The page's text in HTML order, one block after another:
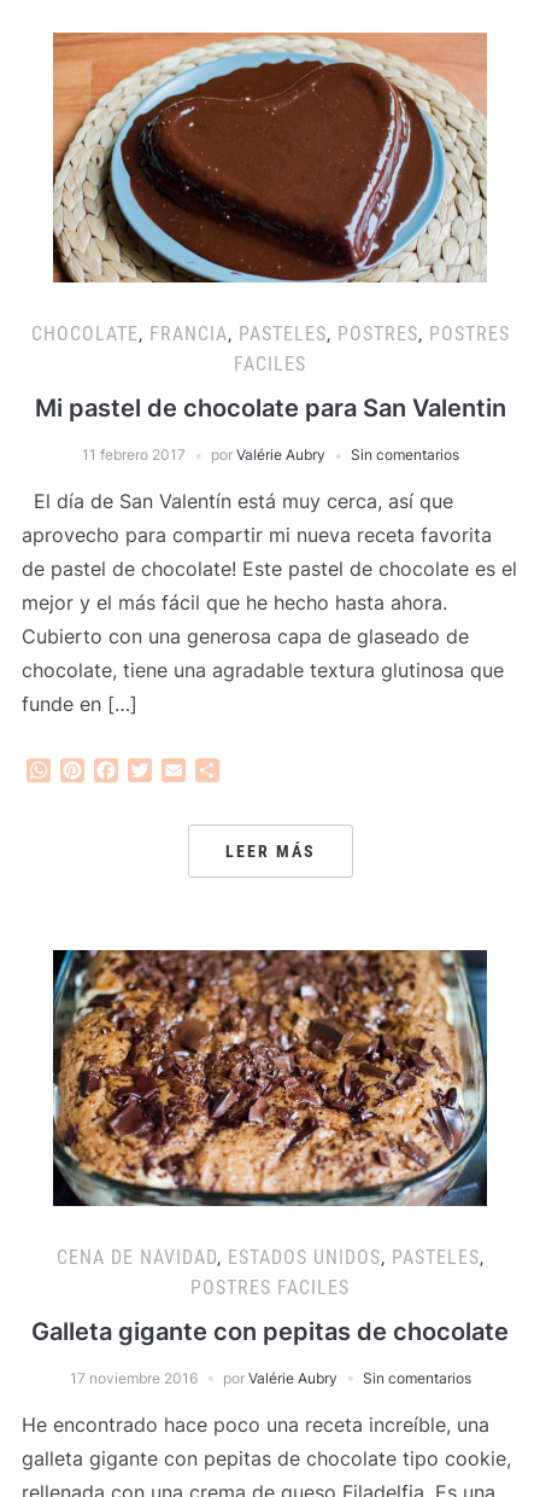
CHOCOLATE, FRANCIA, PASTELES, POSTRES, POSTRES
FACILES
Mi pastel de chocolate para San Valentin
11 febrero 2017 por Valérie Aubry Sin comentarios
El día de San Valentín está muy cerca, así que
aprovecho para compartir mi nueva receta favorita
de pastel de chocolate! Este pastel de chocolate es el
mejor y el más fácil que he hecho hasta ahora.
Cubierto con una generosa capa de glaseado de
chocolate, tiene una agradable textura glutinosa que
funde en […]
WhatsApp
PinterestFacebook
Twitter
Email
LEER MÁS
CENA DE NAVIDAD, ESTADOS UNIDOS, PASTELES,
POSTRES FACILES
Galleta gigante con pepitas de chocolate
17 noviembre 2016 por Valérie Aubry Sin comentarios
He encontrado hace poco una receta increíble, una
galleta gigante con pepitas de chocolate tipo cookie,
rellenada con una crema de queso Filadelfia. Es una